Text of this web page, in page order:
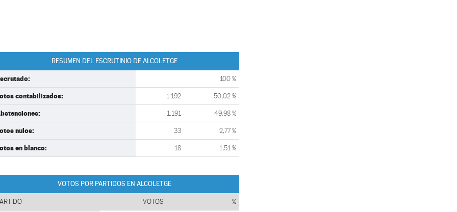
RESUMEN DEL ESCRUTINIO DE ALCOLETGE
100 %
contabilizados: 1.192 50,02 %
1.191 49,98 %
nulos: 33 2,77 %
en blanco: 18 1,51 %
VOTOS POR PARTIDOS EN ALCOLETGE
VOTOS %